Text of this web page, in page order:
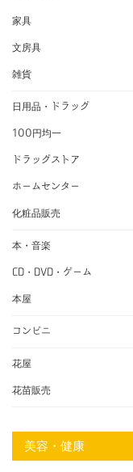
家具
文房具
雑貨
日用品・ドラッグ
100円均一
ドラッグストア
ホームセンター
化粧品販売
本・音楽
CD・DVD・ゲーム
本屋
コンビニ
花屋
花苗販売
美容・健康